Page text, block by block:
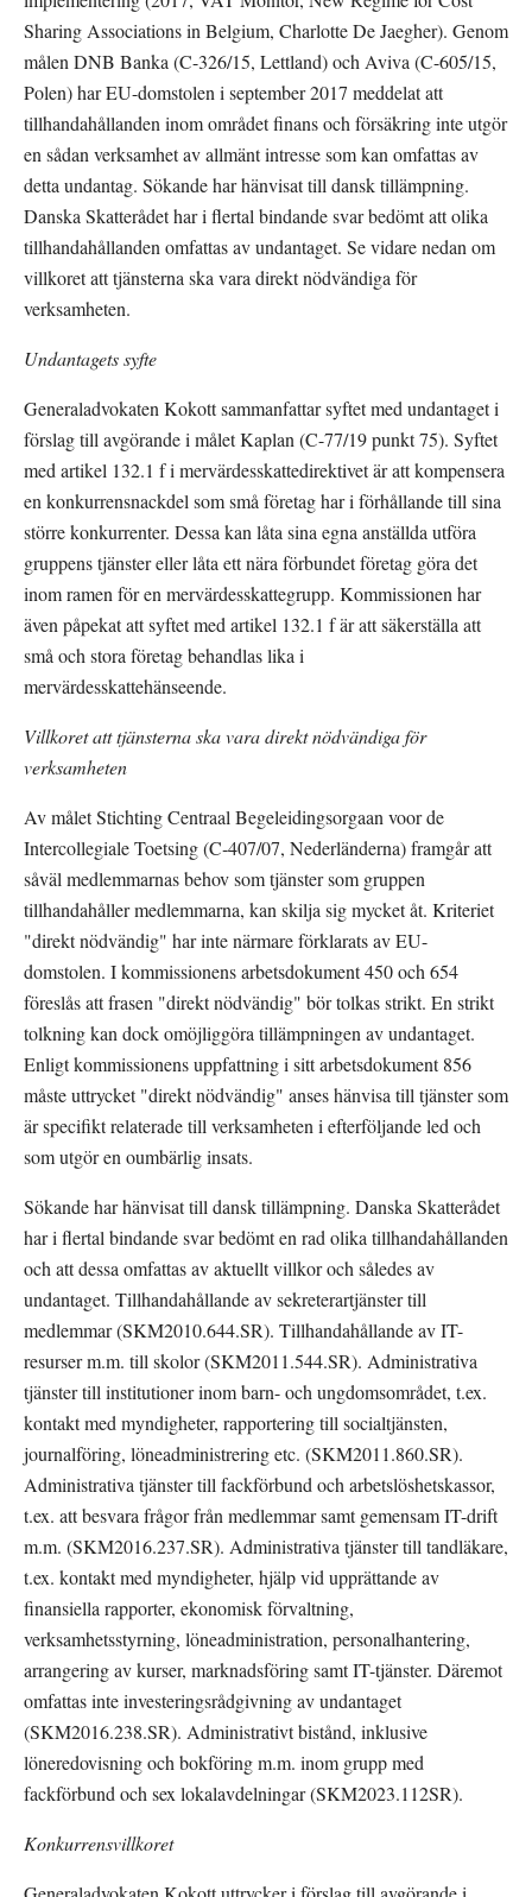
Sharing Associations in Belgium, Charlotte De Jaegher). Genom
målen DNB Banka (C-326/15, Lettland) och Aviva (C-605/15,
Polen) har EU-domstolen i september 2017 meddelat att
tillhandahållanden inom området finans och försäkring inte utgör
en sådan verksamhet av allmänt intresse som kan omfattas av
detta undantag. Sökande har hänvisat till dansk tillämpning.
Danska Skatterådet har i flertal bindande svar bedömt att olika
tillhandahållanden omfattas av undantaget. Se vidare nedan om
villkoret att tjänsterna ska vara direkt nödvändiga för
verksamheten.
Undantagets syfte
Generaladvokaten Kokott sammanfattar syftet med undantaget i
förslag till avgörande i målet Kaplan (C-77/19 punkt 75). Syftet
med artikel 132.1 f i mervärdesskattedirektivet är att kompensera
en konkurrensnackdel som små företag har i förhållande till sina
större konkurrenter. Dessa kan låta sina egna anställda utföra
gruppens tjänster eller låta ett nära förbundet företag göra det
inom ramen för en mervärdesskattegrupp. Kommissionen har
även påpekat att syftet med artikel 132.1 f är att säkerställa att
små och stora företag behandlas lika i
mervärdesskattehänseende.
Villkoret att tjänsterna ska vara direkt nödvändiga för
verksamheten
Av målet Stichting Centraal Begeleidingsorgaan voor de
Intercollegiale Toetsing (C‑407/07, Nederländerna) framgår att
såväl medlemmarnas behov som tjänster som gruppen
tillhandahåller medlemmarna, kan skilja sig mycket åt. Kriteriet
"direkt nödvändig" har inte närmare förklarats av EU-
domstolen. I kommissionens arbetsdokument 450 och 654
föreslås att frasen "direkt nödvändig" bör tolkas strikt. En strikt
tolkning kan dock omöjliggöra tillämpningen av undantaget.
Enligt kommissionens uppfattning i sitt arbetsdokument 856
måste uttrycket "direkt nödvändig" anses hänvisa till tjänster som
är specifikt relaterade till verksamheten i efterföljande led och
som utgör en oumbärlig insats.
Sökande har hänvisat till dansk tillämpning. Danska Skatterådet
har i flertal bindande svar bedömt en rad olika tillhandahållanden
och att dessa omfattas av aktuellt villkor och således av
undantaget. Tillhandahållande av sekreterartjänster till
medlemmar (SKM2010.644.SR). Tillhandahållande av IT-
resurser m.m. till skolor (SKM2011.544.SR). Administrativa
tjänster till institutioner inom barn- och ungdomsområdet, t.ex.
kontakt med myndigheter, rapportering till socialtjänsten,
journalföring, löneadministrering etc. (SKM2011.860.SR).
Administrativa tjänster till fackförbund och arbetslöshetskassor,
t.ex. att besvara frågor från medlemmar samt gemensam IT-drift
m.m. (SKM2016.237.SR). Administrativa tjänster till tandläkare,
t.ex. kontakt med myndigheter, hjälp vid upprättande av
finansiella rapporter, ekonomisk förvaltning,
verksamhetsstyrning, löneadministration, personalhantering,
arrangering av kurser, marknadsföring samt IT-tjänster. Däremot
omfattas inte investeringsrådgivning av undantaget
(SKM2016.238.SR). Administrativt bistånd, inklusive
löneredovisning och bokföring m.m. inom grupp med
fackförbund och sex lokalavdelningar (SKM2023.112SR).
Konkurrensvillkoret